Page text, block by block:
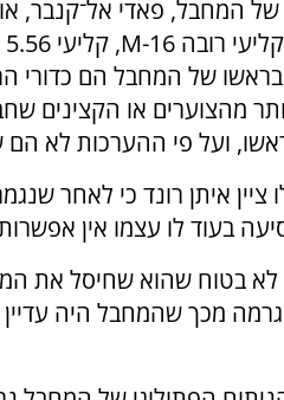
של המחבל, פאדי אל־קנבר,
של המחבל הם כדורי
מהצוערים או
ועל פי ההערכות לא הם
ציין איתן רונד כי לאחר
בעוד לו עצמו אין
לא בטוח שהוא שחיסל
מכך שהמחבל היה עדיין